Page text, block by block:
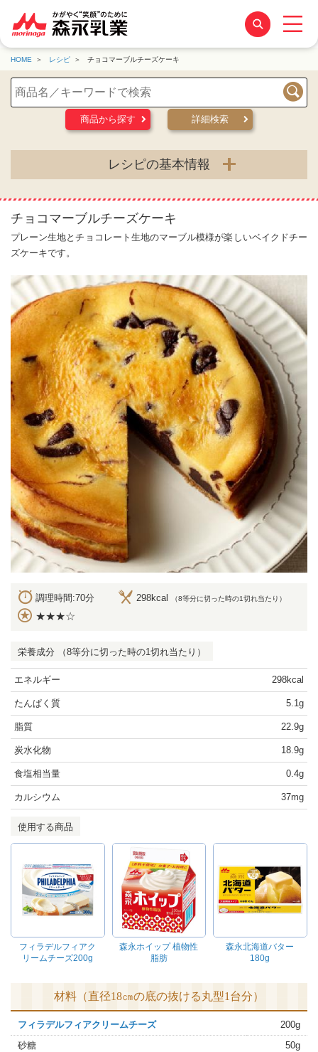
HOME レシピ チョコマーブルチーズケーキ
検索
商品から探す
詳細検索
レシピの基本情報
チョコマーブルチーズケーキ
プレーン生地とチョコレート生地のマーブル模様が楽しいベイクドチー
ズケーキです。
調理時間:70分 298kcal （8等分に切った時の1切れ当たり）
★★★☆
栄養成分 （8等分に切った時の1切れ当たり）
エネルギー 298kcal
たんぱく質 5.1g
脂質 22.9g
炭水化物 18.9g
食塩相当量 0.4g
カルシウム 37mg
使用する商品
フィラデルフィアク
リームチーズ200g
森永ホイップ 植物性
脂肪
森永北海道バター
180g
材料（直径18㎝の底の抜ける丸型1台分）
フィラデルフィアクリームチーズ
200g
砂糖
50g